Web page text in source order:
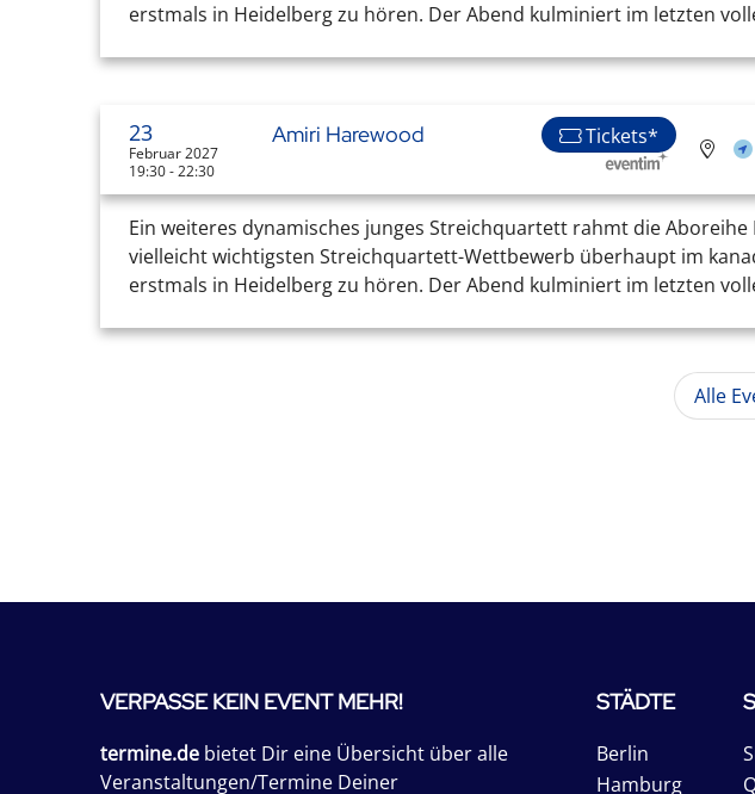
erstmals in Heidelberg zu hören. Der Abend kulminiert im letzten
23
Februar 2027
19:30 - 22:30
Amiri Harewood Tickets*
Ein weiteres dynamisches junges Streichquartett rahmt die
vielleicht wichtigsten Streichquartett-Wettbewerb überhaupt im
erstmals in Heidelberg zu hören. Der Abend kulminiert im letzten
Alle
VERPASSE KEIN EVENT MEHR!
termine.de bietet Dir eine Übersicht über alle
Veranstaltungen/Termine Deiner
STÄDTE
Berlin
Hamburg